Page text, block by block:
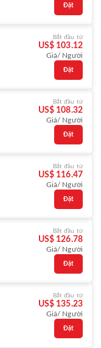
Đặt
Bắt đầu từ
US$ 103.12
Giá/ Người
Đặt
Bắt đầu từ
US$ 108.32
Giá/ Người
Đặt
Bắt đầu từ
US$ 116.47
Giá/ Người
Đặt
Bắt đầu từ
US$ 126.78
Giá/ Người
Đặt
Bắt đầu từ
US$ 135.23
Giá/ Người
Đặt